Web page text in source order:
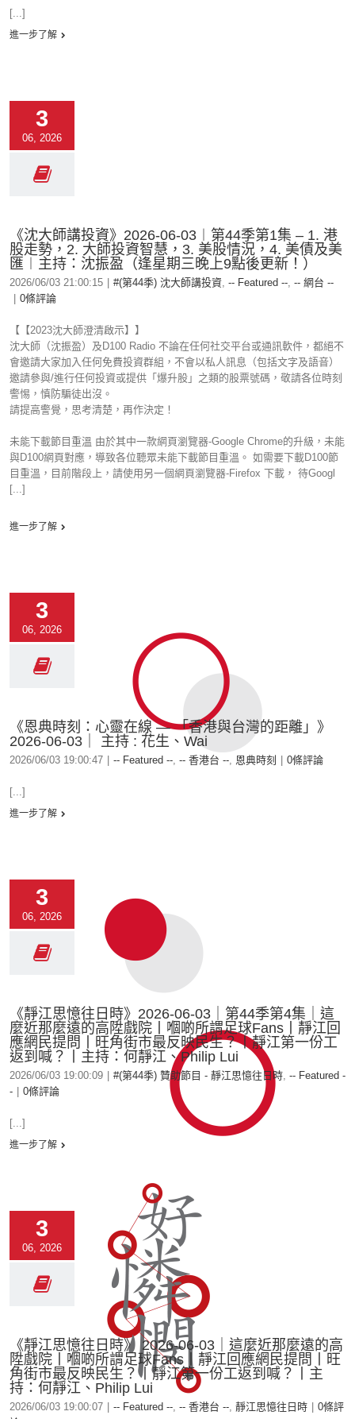
[...]
進一步了解
3
06, 2026
《沈大師講投資》2026-06-03︱第44季第1集 – 1. 港
股走勢，2. 大師投資智慧，3. 美股情況，4. 美債及美
匯︱主持：沈振盈（逢星期三晚上9點後更新！）
2026/06/03 21:00:15 #(第44季) 沈大師講投資, -- Featured --, -- 網台 --
0條評論
【【2023沈大師澄清啟示】】
沈大師（沈振盈）及D100 Radio 不論在任何社交平台或通訊軟件，都絕不
會邀請大家加入任何免費投資群組，不會以私人訊息（包括文字及語音）
邀請參與/進行任何投資或提供「爆升股」之類的股票號碼，敬請各位時刻
警惕，慎防騙徒出沒。
請提高警覺，思考清楚，再作決定！
未能下載節目重溫 由於其中一款網頁瀏覽器-Google Chrome的升級，未能
與D100網頁對應，導致各位聽眾未能下載節目重溫。 如需要下載D100節
目重溫，目前階段上，請使用另一個網頁瀏覽器-Firefox 下載， 待Googl
[...]
進一步了解
3
06, 2026
《恩典時刻：心靈在線 — 「香港與台灣的距離」》
2026-06-03｜ 主持 : 花生、Wai
2026/06/03 19:00:47 -- Featured --, -- 香港台 --, 恩典時刻 0條評論
[...]
進一步了解
3
06, 2026
《靜江思憶往日時》2026-06-03｜第44季第4集｜這
麼近那麼遠的高陞戲院丨嗰啲所謂足球Fans丨靜江回
應網民提問丨旺角街市最反映民生？丨靜江第一份工
返到喊？丨主持：何靜江、Philip Lui
2026/06/03 19:00:09 #(第44季) 贊助節目 - 靜江思憶往日時, -- Featured -
-
0條評論
[...]
進一步了解
3
06, 2026
《靜江思憶往日時》 2026-06-03｜這麼近那麼遠的高
陞戲院丨嗰啲所謂足球Fans丨靜江回應網民提問丨旺
角街市最反映民生？丨靜江第一份工返到喊？丨主
持：何靜江、Philip Lui
2026/06/03 19:00:07 -- Featured --, -- 香港台 --, 靜江思憶往日時
0條評